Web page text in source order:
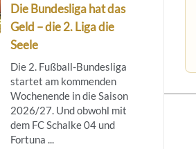
Die Bundesliga hat das
Geld – die 2. Liga die
Seele
Die 2. Fußball-Bundesliga
startet am kommenden
Wochenende in die Saison
2026/27. Und obwohl mit
dem FC Schalke 04 und
Fortuna ...